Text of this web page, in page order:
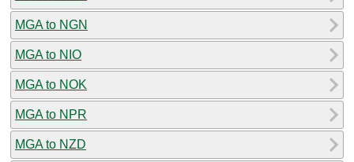
MGA to NGN
MGA to NIO
MGA to NOK
MGA to NPR
MGA to NZD